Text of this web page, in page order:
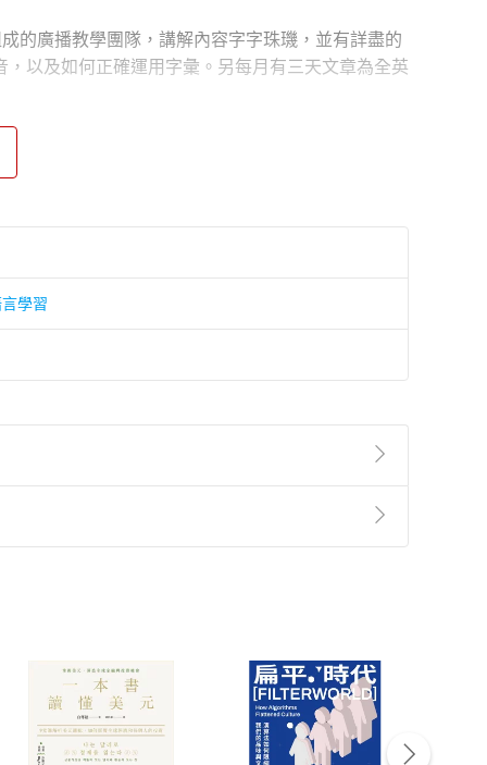
的廣播教學團隊，講解內容字字珠璣，並有詳盡的
以及如何正確運用字彙。另每月有三天文章為全英
many different ways to go camping. If you are
No Other” is the perfect article for you. Reading it
How Has It Changed?” is a great article for
that are taking place right now. These are
學習
第2條第5款之規定，「非以有形媒介提供之數位
點選「瀏覽訂單明細」 「申請取消訂單/退
貨。
付款方式
Payment
完成訂單
Complete